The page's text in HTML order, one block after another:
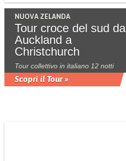
NUOVA ZELANDA
Tour croce del sud da
Auckland a
Christchurch
Tour collettivo in italiano 12 notti
Scopri il Tour »